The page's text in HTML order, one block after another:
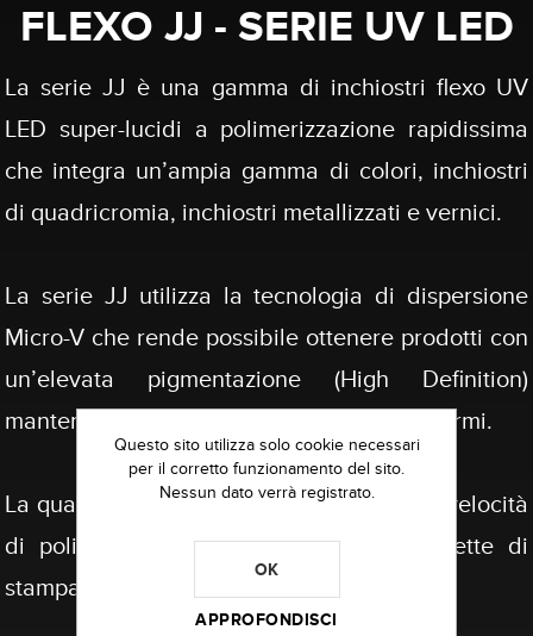
FLEXO JJ - SERIE UV LED
La serie JJ è una gamma di inchiostri flexo UV
LED super-lucidi a polimerizzazione rapidissima
che integra un’ampia gamma di colori, inchiostri
di quadricromia, inchiostri metallizzati e vernici.
La serie JJ utilizza la tecnologia di dispersione
Micro-V che rende possibile ottenere prodotti con
un’elevata pigmentazione (High Definition)
mantenendo una viscosità e un flusso uniformi.
La qualità dei fotopolimeri con un'elevata velocità
di polimerizzazione della serie JJ, permette di
stampare ad alta velocità.
Questo sito utilizza solo cookie necessari
per il corretto funzionamento del sito.
Nessun dato verrà registrato.
OK
APPROFONDISCI